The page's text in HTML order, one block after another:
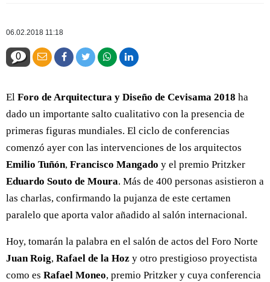
06.02.2018 11:18
0
El Foro de Arquitectura y Diseño de Cevisama 2018 ha
dado un importante salto cualitativo con la presencia de
primeras figuras mundiales. El ciclo de conferencias
comenzó ayer con las intervenciones de los arquitectos
Emilio Tuñón, Francisco Mangado y el premio Pritzker
Eduardo Souto de Moura. Más de 400 personas asistieron a
las charlas, confirmando la pujanza de este certamen
paralelo que aporta valor añadido al salón internacional.
Hoy, tomarán la palabra en el salón de actos del Foro Norte
Juan Roig, Rafael de la Hoz y otro prestigioso proyectista
como es Rafael Moneo, premio Pritzker y cuya conferencia